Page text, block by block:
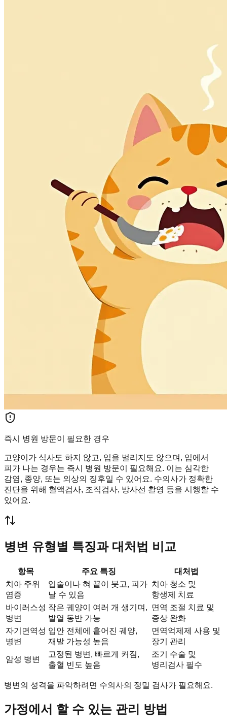
즉시 병원 방문이 필요한 경우
고양이가 식사도 하지 않고, 입을 벌리지도 않으며, 입에서
피가 나는 경우는 즉시 병원 방문이 필요해요. 이는 심각한
감염, 종양, 또는 외상의 징후일 수 있어요. 수의사가 정확한
진단을 위해 혈액검사, 조직검사, 방사선 촬영 등을 시행할 수
있어요.
병변 유형별 특징과 대처법 비교
항목 주요 특징
대처법
치아 주위
염증
입술이나 혀 끝이 붓고, 피가
날 수 있음
치아 청소 및
항생제 치료
바이러스성
병변
작은 궤양이 여러 개 생기며,
발열 동반 가능
면역 조절 치료 및
증상 완화
자기면역성
병변
입안 전체에 흩어진 궤양,
재발 가능성 높음
면역억제제 사용 및
장기 관리
암성 병변
고정된 병변, 빠르게 커짐,
출혈 빈도 높음
조기 수술 및
병리검사 필수
병변의 성격을 파악하려면 수의사의 정밀 검사가 필요해요.
가정에서 할 수 있는 관리 방법